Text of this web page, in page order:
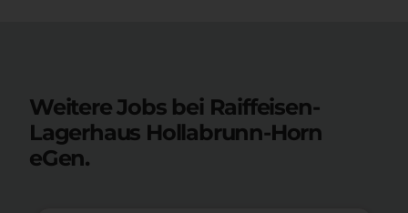
Weitere Jobs bei Raiffeisen-
Lagerhaus Hollabrunn-Horn
eGen.